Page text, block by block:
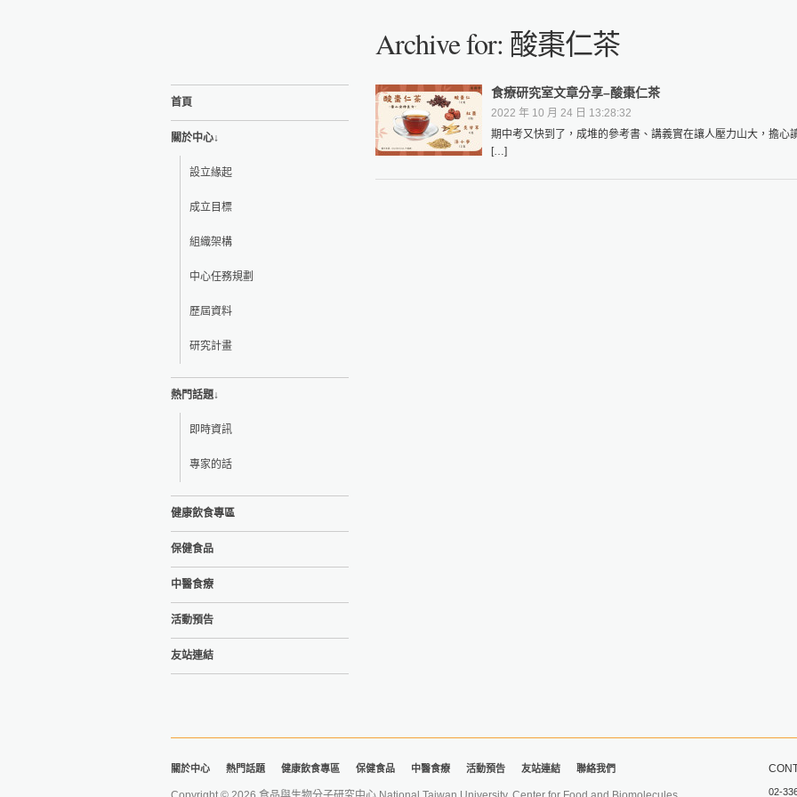
Archive for: 酸棗仁茶
首頁
關於中心↓
設立緣起
成立目標
組織架構
中心任務規劃
歷屆資料
研究計畫
熱門話題↓
即時資訊
專家的話
健康飲食專區
保健食品
中醫食療
活動預告
友站連結
食療研究室文章分享–酸棗仁茶
2022 年 10 月 24 日 13:28:32
期中考又快到了，成堆的參考書、講義實在讓人壓力山大，擔
[…]
02-
關於中心 熱門話題 健康飲食專區 保健食品 中醫食療 活動預告 友站連結 聯絡我們